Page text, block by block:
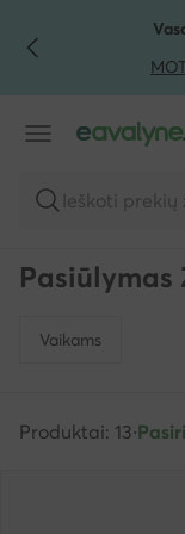
PEREITI PRIE
PEREITI Į PAIEŠKĄ
Ieškoti
Pasiūlymas
Vaikams
Produktai: 13·